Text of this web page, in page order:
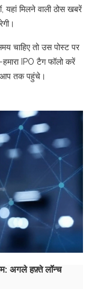
मिलने वाली ठोस खबरें
चाहिए तो उस पोस्ट पर
IPO टैग फॉलो करें
आप तक पहुंचे।
अगले हफ़्ते लॉन्च